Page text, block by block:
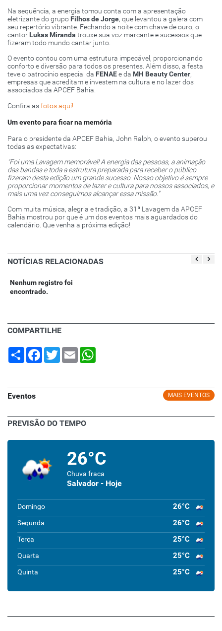
Na sequência, a energia tomou conta com a apresentação
eletrizante do grupo Filhos de Jorge, que levantou a galera com
seu repertório vibrante. Fechando a noite com chave de ouro, o
cantor Lukas Miranda trouxe sua voz marcante e sucessos que
fizeram todo mundo cantar junto.
O evento contou com uma estrutura impecável, proporcionando
conforto e diversão para todos os presentes. Além disso, a festa
teve o patrocínio especial da FENAEe da MH Beauty Center,
empresas que acreditam e investem na cultura e no lazer dos
associados da APCEF Bahia.
Confira asfotos aqui!
Um evento para ficar na memória
Para o presidente da APCEF Bahia, John Ralph, o evento superou
todas as expectativas:
"Foi uma Lavagem memorável! A energia das pessoas, a animação
das bandas e toda a estrutura preparada para receber o público
fizeram desta edição um grande sucesso. Nosso objetivo é sempre
proporcionar momentos de lazer e cultura para nossos associados, e
mais uma vez conseguimos alcançar essa missão."
Com muita música, alegria e tradição, a 31ª Lavagem da APCEF
Bahia mostrou por que é um dos eventos mais aguardados do
calendário. Que venha a próxima edição!
NOTÍCIAS RELACIONADAS
Nenhum registro foi
encontrado.
COMPARTILHE
Share Facebook
TwitterEmail
MAIS EVENTOS
Eventos
PREVISÃO DO TEMPO
26°C
Chuva fraca
Salvador - Hoje
Domingo 26°C
Segunda 26°C
Terça 25°C
Quarta 25°C
Quinta 25°C